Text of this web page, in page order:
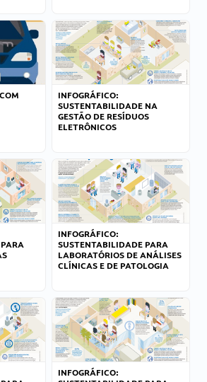
INFOGRÁFICO:
SUSTENTABILIDADE NA
GESTÃO DE RESÍDUOS
ELETRÔNICOS
INFOGRÁFICO:
SUSTENTABILIDADE PARA
LABORATÓRIOS DE ANÁLISES
CLÍNICAS E DE PATOLOGIA
INFOGRÁFICO: